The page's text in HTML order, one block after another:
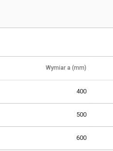
Wymiar a (mm)
400
500
600